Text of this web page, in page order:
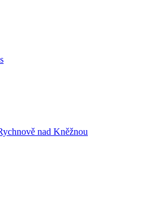
nad Kněžnou